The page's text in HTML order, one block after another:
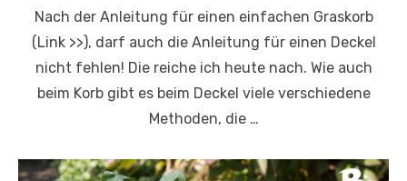
Nach der Anleitung für einen einfachen Graskorb
(Link >>), darf auch die Anleitung für einen Deckel
nicht fehlen! Die reiche ich heute nach. Wie auch
beim Korb gibt es beim Deckel viele verschiedene
Methoden, die …